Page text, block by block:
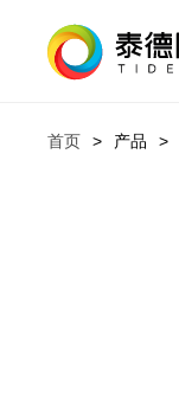
首页 > 产品 >